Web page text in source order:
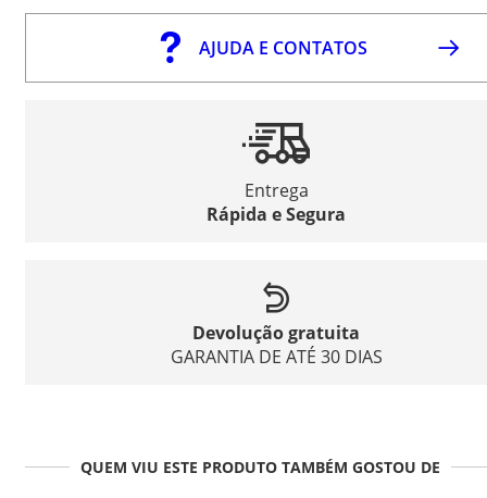
AJUDA E CONTATOS
Entrega
Rápida e Segura
Devolução gratuita
GARANTIA DE ATÉ 30 DIAS
QUEM VIU ESTE PRODUTO TAMBÉM GOSTOU DE